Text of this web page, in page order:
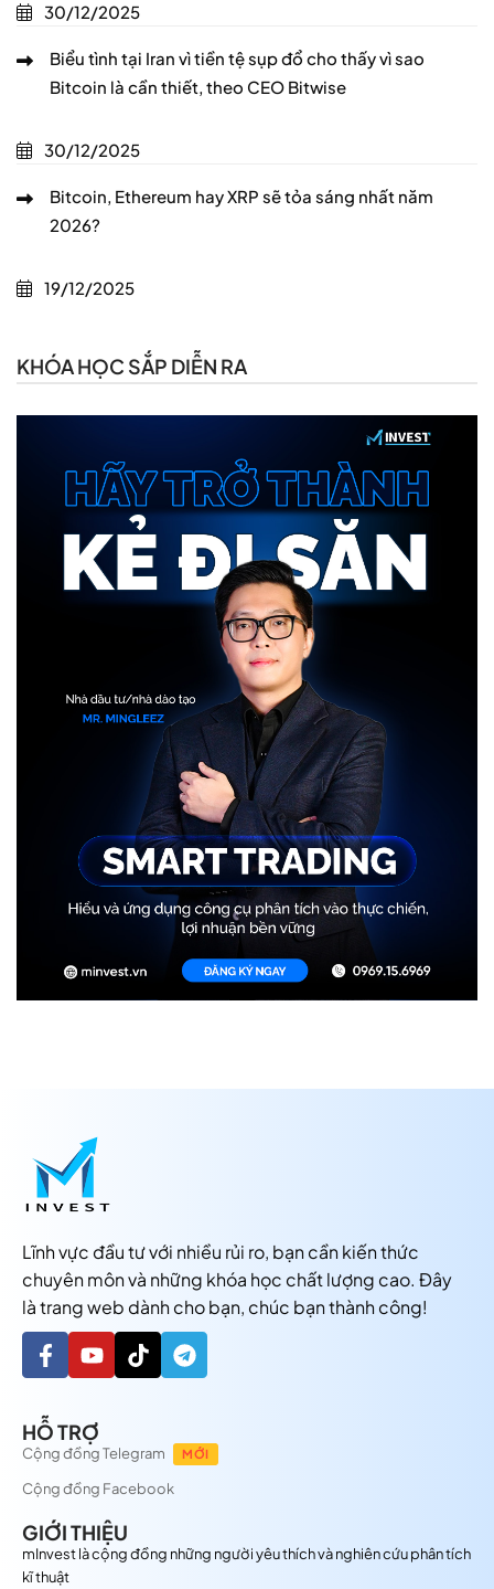
30/12/2025
Biểu tình tại Iran vì tiền tệ sụp đổ cho thấy vì sao
Bitcoin là cần thiết, theo CEO Bitwise
30/12/2025
Bitcoin, Ethereum hay XRP sẽ tỏa sáng nhất năm
2026?
19/12/2025
KHÓA HỌC SẮP DIỄN RA
Lĩnh vực đầu tư với nhiều rủi ro, bạn cần kiến thức
chuyên môn và những khóa học chất lượng cao. Đây
là trang web dành cho bạn, chúc bạn thành công!
HỖ TRỢ
Cộng đồng Telegram MỚI
Cộng đồng Facebook
GIỚI THIỆU
mInvest là cộng đồng những người yêu thích và nghiên cứu phân tích
kĩ thuật